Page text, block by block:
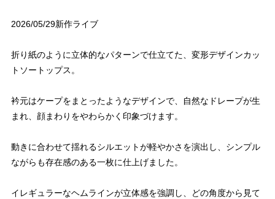
2026/05/29新作ライブ
折り紙のように立体的なパターンで仕立てた、変形デザインカッ
トソートップス。
衿元はケープをまとったようなデザインで、自然なドレープが生
まれ、顔まわりをやわらかく印象づけます。
動きに合わせて揺れるシルエットが軽やかさを演出し、シンプル
ながらも存在感のある一枚に仕上げました。
イレギュラーなヘムラインが立体感を強調し、どの角度から見て